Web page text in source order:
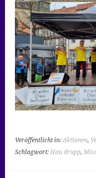
Veröffentlicht in:Aktionen,
Schlagwort:Hau drupp,